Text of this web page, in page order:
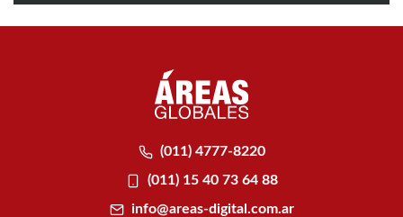
(011) 4777-8220
(011) 15 40 73 64 88
info@areas-digital.com.ar